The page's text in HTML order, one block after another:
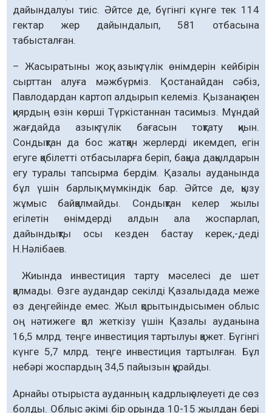
дайындалуы тиіс. Әйтсе де, бүгінгі күнге тек 114
гектар жер дайындалып, 581 отбасына
табысталған.
– Жасыратыны жоқ, азық-түлік өнімдерін кейбірін
сырттан алуға мәжбүрміз. Қостанайдан сәбіз,
Павлодардан картоп алдырып келеміз. Қызанақ пен
қиярдың өзін көрші Түркістаннан тасимыз. Мұндай
жағдайда азық-түлік бағасын тоқтату қиын.
Сондықтан да бос жатқан жерлерді икемдеп, егін
егуге қабілетті отбасыларға беріп, бақша дақылдарын
егу туралы тапсырма бердім. Қазалы ауданында
бұл үшін барлық мүмкіндік бар. Әйтсе де, қызу
жұмыс байқалмайды. Сондықтан келер жылы
егілетін өнімдерді алдын ала жоспарлап,
дайындықты осы кезден бастау керек,-деді
Н.Нәлібаев.
Жиында инвестиция тарту мәселесі де шет
қалмады. Өзге аудандар секілді Қазалыдада меже
өз деңгейінде емес. Жыл қорытындысымен облыс
оң нәтижеге қол жеткізу үшін Қазалы ауданына
16,5 млрд. теңге инвестиция тартылуы қажет. Бүгінгі
күнге 5,7 млрд. теңге инвестиция тартылған. Бұл
небәрі жоспардың 34,5 пайызын құрайды.
Арнайы отырыста ауданның кадрлық әлеуеті де сөз
болды. Облыс әкімі бір орында 10-15 жылдан бері